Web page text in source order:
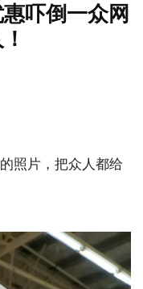
吓倒一众网
照片，把众人都给